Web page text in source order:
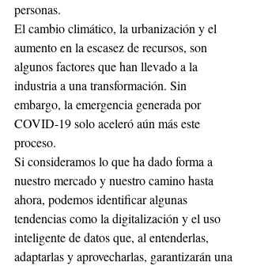
personas.
El cambio climático, la urbanización y el
aumento en la escasez de recursos, son
algunos factores que han llevado a la
industria a una transformación. Sin
embargo, la emergencia generada por
COVID-19 solo aceleró aún más este
proceso.
Si consideramos lo que ha dado forma a
nuestro mercado y nuestro camino hasta
ahora, podemos identificar algunas
tendencias como la digitalización y el uso
inteligente de datos que, al entenderlas,
adaptarlas y aprovecharlas, garantizarán una